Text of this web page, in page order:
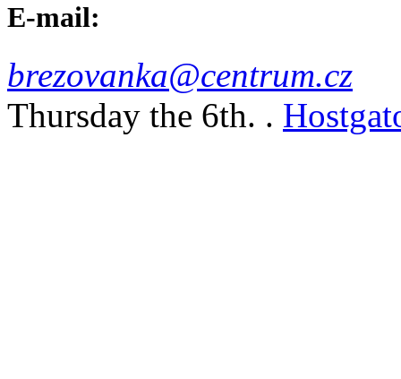
E-mail:
brezovanka@centrum.cz
Thursday the 6th. .